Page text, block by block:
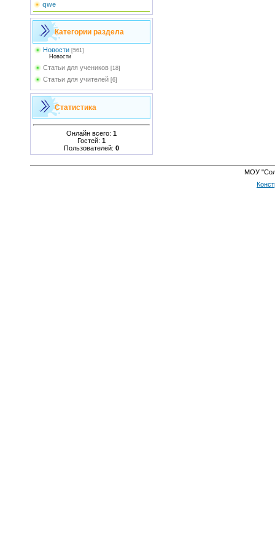
qwe
Категории раздела
Новости [561]
Новости
Статьи для учеников [18]
Статьи для учителей [6]
Статистика
Онлайн всего: 1
Гостей: 1
Пользователей: 0
МОУ